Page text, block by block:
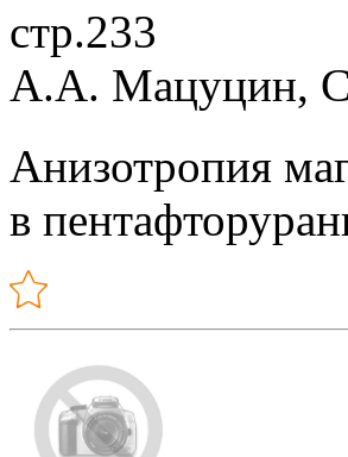
стр.233
А.А. Мацуцин,
Анизотропия
в